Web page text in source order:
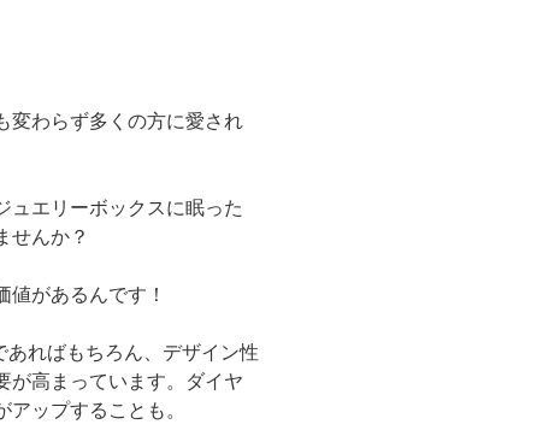
変わらず多くの方に愛され
ュエリーボックスに眠った
せんか？
があるんです！
ればもちろん、デザイン性
が高まっています。ダイヤ
ップすることも。